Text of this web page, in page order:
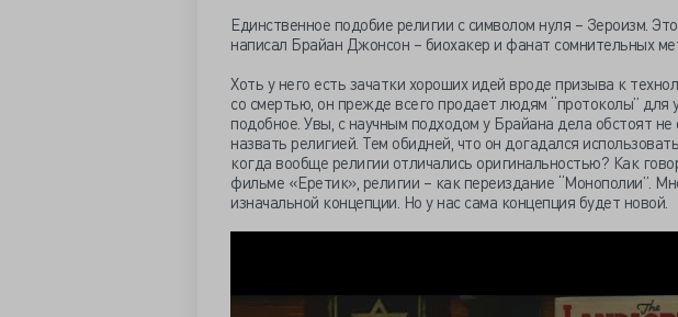
Единственное подобие религии с символом нуля – Зероизм.
написал Брайан Джонсон – биохакер и фанат сомнительных
Хоть у него есть зачатки хороших идей вроде призыва к
со смертью, он прежде всего продает людям “протоколы”
подобное. Увы, с научным подходом у Брайана дела обстоят не
назвать религией. Тем обидней, что он догадался
когда вообще религии отличались оригинальностью? Как
фильме «Еретик», религии – как переиздание “Монополии”.
изначальной концепции. Но у нас сама концепция будет новой.